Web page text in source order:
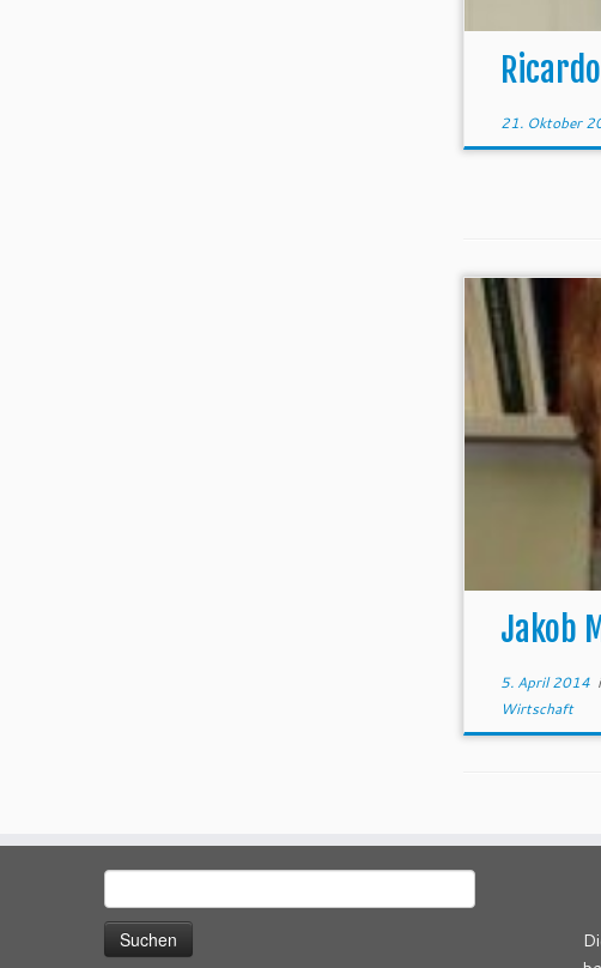
21. Oktober
Jakob
5. April 2014
Wirtschaft
nach: